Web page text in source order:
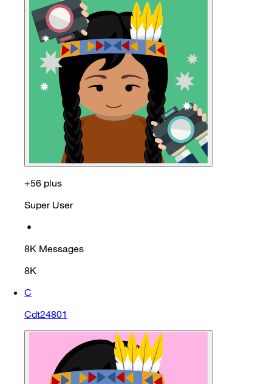
+56 plus
Super User
•
8K Messages
8K
C
Cdt24801